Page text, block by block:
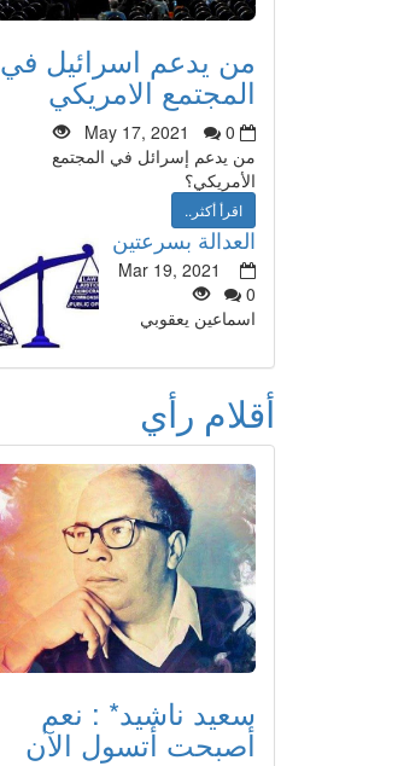
من يدعم اسرائيل في
المجتمع الامريكي
May 17, 2021
0
من يدعم إسرائل في المجتمع
الأمريكي؟
اقرأ أكثر..
العدالة بسرعتين
Mar 19, 2021
0
اسماعين يعقوبي
أقلام رأي
سعيد ناشيد* : نعم
أصبحت أتسول الآن